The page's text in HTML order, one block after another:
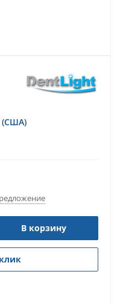
(США)
В корзину